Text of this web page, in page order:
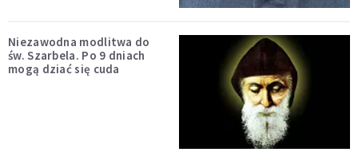
Niezawodna modlitwa do
św. Szarbela. Po 9 dniach
mogą dziać się cuda